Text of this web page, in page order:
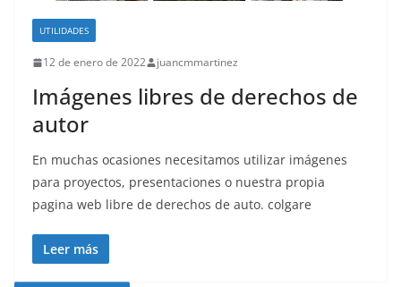
UTILIDADES
12 de enero de 2022 juancmmartinez
Imágenes libres de derechos de
autor
En muchas ocasiones necesitamos utilizar imágenes
para proyectos, presentaciones o nuestra propia
pagina web libre de derechos de auto. colgare
Leer más